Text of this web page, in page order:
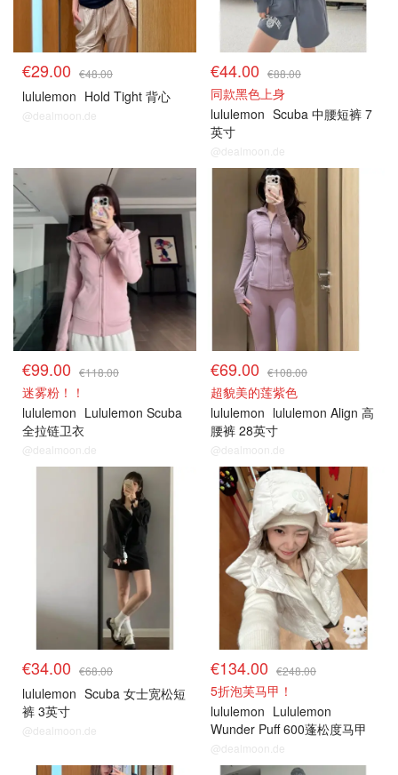
€29.00 €48.00
lululemon Hold Tight 背心
@dealmoon.de
€44.00 €88.00
同款黑色上身
lululemon Scuba 中腰短裤 7
英寸
@dealmoon.de
€99.00 €118.00
迷雾粉！！
lululemon Lululemon Scuba
全拉链卫衣
@dealmoon.de
€69.00 €108.00
超貌美的莲紫色
lululemon lululemon Align 高
腰裤 28英寸
@dealmoon.de
€34.00 €68.00
lululemon Scuba 女士宽松短
裤 3英寸
@dealmoon.de
€134.00 €248.00
5折泡芙马甲！
lululemon Lululemon
Wunder Puff 600蓬松度马甲
@dealmoon.de